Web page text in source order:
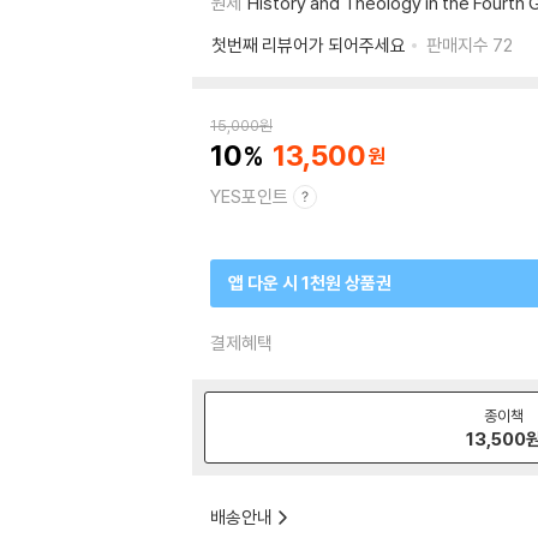
첫번째 리뷰어가 되어주세요
판매지수 72
15,000원
10 13,500
YES포인트
앱 다운 시 1천원 상품권
결제혜택
종이책
13,500
배송안내